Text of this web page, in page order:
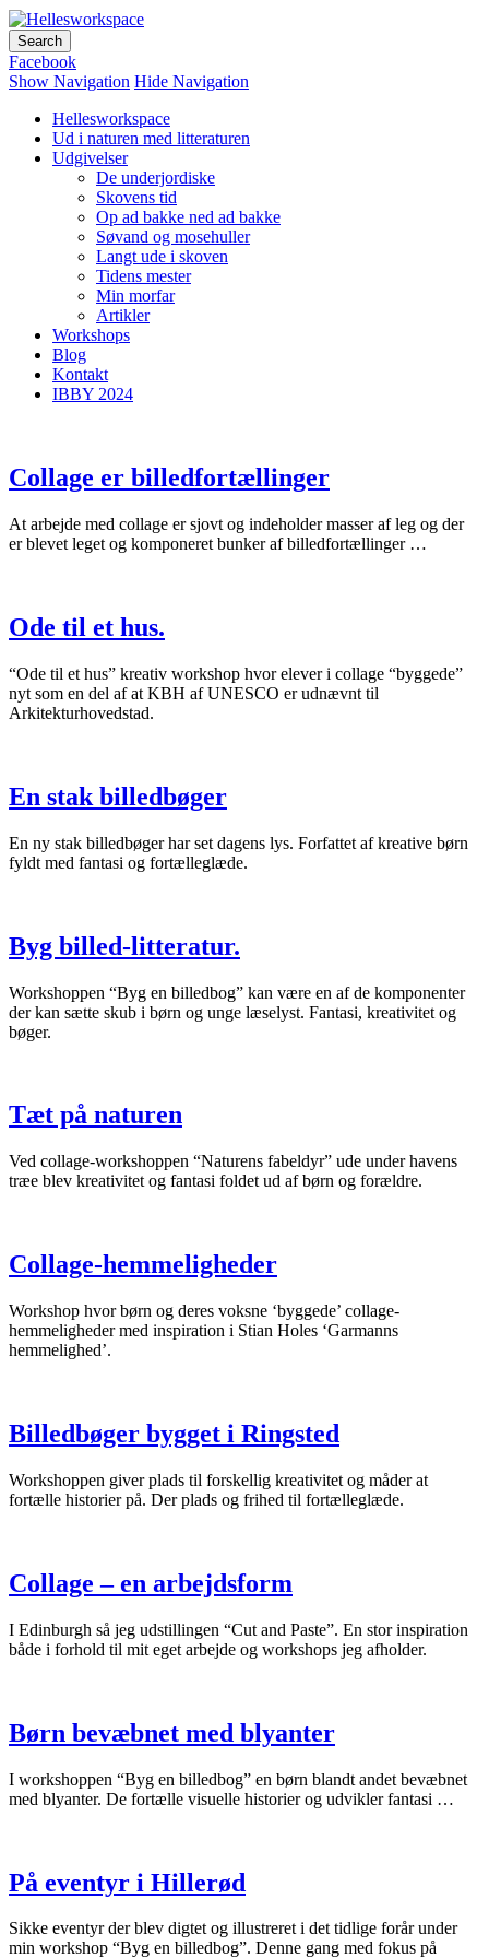
Facebook
Show Navigation Hide Navigation
Hellesworkspace
Ud i naturen med litteraturen
Udgivelser
De underjordiske
Skovens tid
Op ad bakke ned ad bakke
Søvand og mosehuller
Langt ude i skoven
Tidens mester
Min morfar
Artikler
Workshops
Blog
Kontakt
IBBY 2024
Collage er billedfortællinger
At arbejde med collage er sjovt og indeholder masser af leg og der
er blevet leget og komponeret bunker af billedfortællinger …
Ode til et hus.
“Ode til et hus” kreativ workshop hvor elever i collage “byggede”
nyt som en del af at KBH af UNESCO er udnævnt til
Arkitekturhovedstad.
En stak billedbøger
En ny stak billedbøger har set dagens lys. Forfattet af kreative børn
fyldt med fantasi og fortælleglæde.
Byg billed-litteratur.
Workshoppen “Byg en billedbog” kan være en af de komponenter
der kan sætte skub i børn og unge læselyst. Fantasi, kreativitet og
bøger.
Tæt på naturen
Ved collage-workshoppen “Naturens fabeldyr” ude under havens
træe blev kreativitet og fantasi foldet ud af børn og forældre.
Collage-hemmeligheder
Workshop hvor børn og deres voksne ‘byggede’ collage-
hemmeligheder med inspiration i Stian Holes ‘Garmanns
hemmelighed’.
Billedbøger bygget i Ringsted
Workshoppen giver plads til forskellig kreativitet og måder at
fortælle historier på. Der plads og frihed til fortælleglæde.
Collage – en arbejdsform
I Edinburgh så jeg udstillingen “Cut and Paste”. En stor inspiration
både i forhold til mit eget arbejde og workshops jeg afholder.
Børn bevæbnet med blyanter
I workshoppen “Byg en billedbog” en børn blandt andet bevæbnet
med blyanter. De fortælle visuelle historier og udvikler fantasi …
På eventyr i Hillerød
Sikke eventyr der blev digtet og illustreret i det tidlige forår under
min workshop “Byg en billedbog”. Denne gang med fokus på